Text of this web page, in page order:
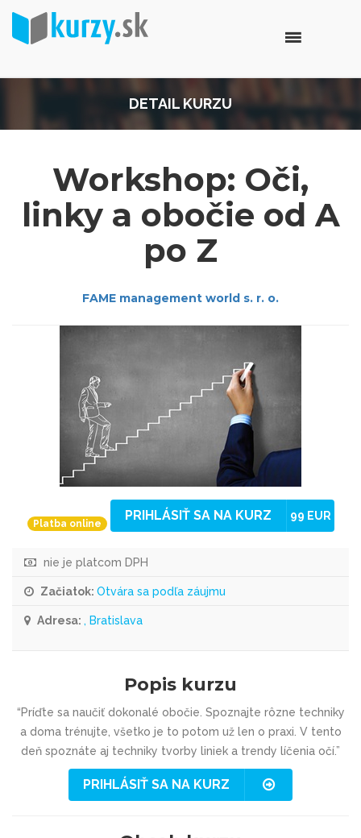
DETAIL KURZU
Workshop: Oči,
linky a obočie od A
po Z
FAME management world s. r. o.
Platba online
PRIHLÁSIŤ SA NA KURZ 99 EUR
nie je platcom DPH
Začiatok: Otvára sa podľa záujmu
Adresa: , Bratislava
Popis kurzu
“Príďte sa naučiť dokonalé obočie. Spoznajte rôzne techniky
a doma trénujte, všetko je to potom už len o praxi. V tento
deň spoznáte aj techniky tvorby liniek a trendy líčenia očí.”
PRIHLÁSIŤ SA NA KURZ